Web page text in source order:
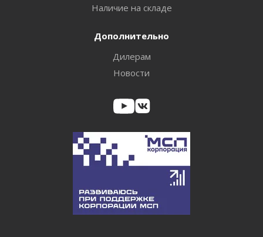
Наличие на складе
Дополнительно
Дилерам
Новости